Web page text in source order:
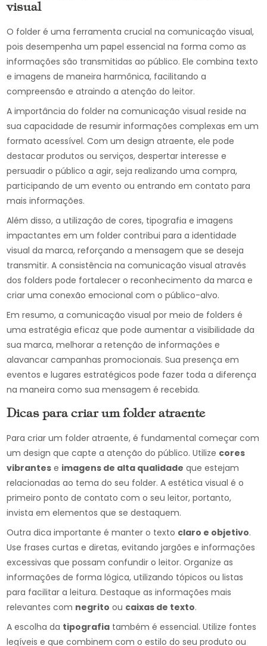
visual
O folder é uma ferramenta crucial na comunicação visual,
pois desempenha um papel essencial na forma como as
informações são transmitidas ao público. Ele combina texto
e imagens de maneira harmônica, facilitando a
compreensão e atraindo a atenção do leitor.
A importância do folder na comunicação visual reside na
sua capacidade de resumir informações complexas em um
formato acessível. Com um design atraente, ele pode
destacar produtos ou serviços, despertar interesse e
persuadir o público a agir, seja realizando uma compra,
participando de um evento ou entrando em contato para
mais informações.
Além disso, a utilização de cores, tipografia e imagens
impactantes em um folder contribui para a identidade
visual da marca, reforçando a mensagem que se deseja
transmitir. A consistência na comunicação visual através
dos folders pode fortalecer o reconhecimento da marca e
criar uma conexão emocional com o público-alvo.
Em resumo, a comunicação visual por meio de folders é
uma estratégia eficaz que pode aumentar a visibilidade da
sua marca, melhorar a retenção de informações e
alavancar campanhas promocionais. Sua presença em
eventos e lugares estratégicos pode fazer toda a diferença
na maneira como sua mensagem é recebida.
Dicas para criar um folder atraente
Para criar um folder atraente, é fundamental começar com
um design que capte a atenção do público. Utilize cores
vibrantes e imagens de alta qualidade que estejam
relacionadas ao tema do seu folder. A estética visual é o
primeiro ponto de contato com o seu leitor, portanto,
invista em elementos que se destaquem.
Outra dica importante é manter o texto claro e objetivo.
Use frases curtas e diretas, evitando jargões e informações
excessivas que possam confundir o leitor. Organize as
informações de forma lógica, utilizando tópicos ou listas
para facilitar a leitura. Destaque as informações mais
relevantes com negrito ou caixas de texto.
A escolha da tipografia também é essencial. Utilize fontes
legíveis e que combinem com o estilo do seu produto ou